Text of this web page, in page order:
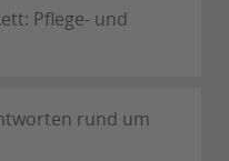
Pflege- und
rund um